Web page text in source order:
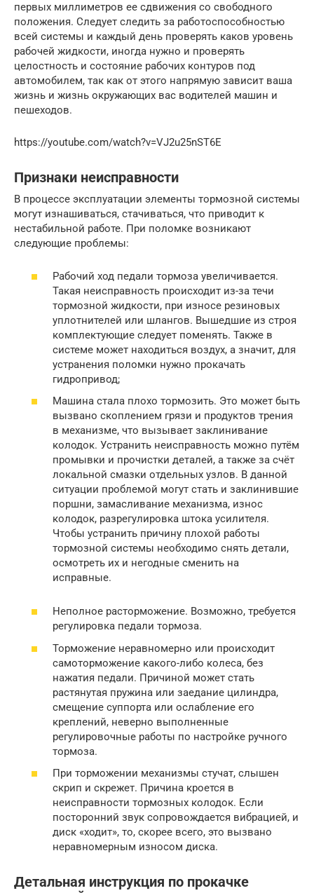
первых миллиметров ее сдвижения со свободного
положения. Следует следить за работоспособностью
всей системы и каждый день проверять каков уровень
рабочей жидкости, иногда нужно и проверять
целостность и состояние рабочих контуров под
автомобилем, так как от этого напрямую зависит ваша
жизнь и жизнь окружающих вас водителей машин и
пешеходов.
https://youtube.com/watch?v=VJ2u25nST6E
Признаки неисправности
В процессе эксплуатации элементы тормозной системы
могут изнашиваться, стачиваться, что приводит к
нестабильной работе. При поломке возникают
следующие проблемы:
Рабочий ход педали тормоза увеличивается.
Такая неисправность происходит из-за течи
тормозной жидкости, при износе резиновых
уплотнителей или шлангов. Вышедшие из строя
комплектующие следует поменять. Также в
системе может находиться воздух, а значит, для
устранения поломки нужно прокачать
гидропривод;
Машина стала плохо тормозить. Это может быть
вызвано скоплением грязи и продуктов трения
в механизме, что вызывает заклинивание
колодок. Устранить неисправность можно путём
промывки и прочистки деталей, а также за счёт
локальной смазки отдельных узлов. В данной
ситуации проблемой могут стать и заклинившие
поршни, замасливание механизма, износ
колодок, разрегулировка штока усилителя.
Чтобы устранить причину плохой работы
тормозной системы необходимо снять детали,
осмотреть их и негодные сменить на
исправные.
Неполное расторможение. Возможно, требуется
регулировка педали тормоза.
Торможение неравномерно или происходит
самоторможение какого-либо колеса, без
нажатия педали. Причиной может стать
растянутая пружина или заедание цилиндра,
смещение суппорта или ослабление его
креплений, неверно выполненные
регулировочные работы по настройке ручного
тормоза.
При торможении механизмы стучат, слышен
скрип и скрежет. Причина кроется в
неисправности тормозных колодок. Если
посторонний звук сопровождается вибрацией, и
диск «ходит», то, скорее всего, это вызвано
неравномерным износом диска.
Детальная инструкция по прокачке